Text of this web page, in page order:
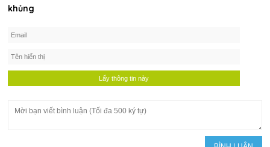
khủng